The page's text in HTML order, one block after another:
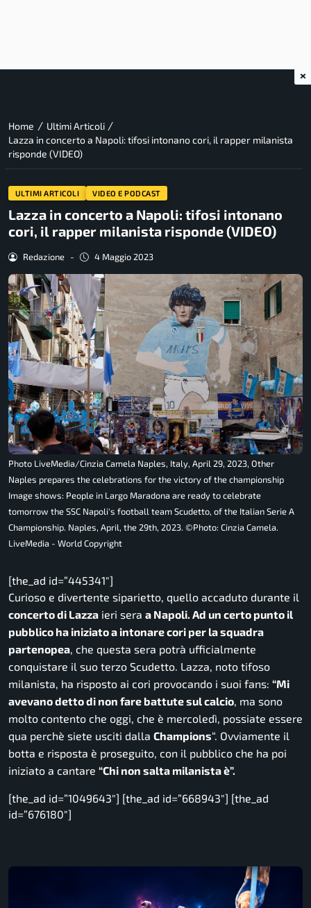
Home / Ultimi Articoli /
Lazza in concerto a Napoli: tifosi intonano cori, il rapper milanista
risponde (VIDEO)
ULTIMI ARTICOLI VIDEO E PODCAST
Lazza in concerto a Napoli: tifosi intonano
cori, il rapper milanista risponde (VIDEO)
Redazione - 4 Maggio 2023
Photo LiveMedia/Cinzia Camela Naples, Italy, April 29, 2023, Other
Naples prepares the celebrations for the victory of the championship
Image shows: People in Largo Maradona are ready to celebrate
tomorrow the SSC Napoli's football team Scudetto, of the Italian Serie A
Championship. Naples, April, the 29th, 2023. ©Photo: Cinzia Camela.
LiveMedia - World Copyright
[the_ad id=”445341″]
Curioso e divertente siparietto, quello accaduto durante il
concerto di Lazza ieri sera a Napoli. Ad un certo punto il
pubblico ha iniziato a intonare cori per la squadra
partenopea, che questa sera potrà ufficialmente
conquistare il suo terzo Scudetto. Lazza, noto tifoso
milanista, ha risposto ai cori provocando i suoi fans: “Mi
avevano detto di non fare battute sul calcio, ma sono
molto contento che oggi, che è mercoledì, possiate essere
qua perchè siete usciti dalla Champions“. Ovviamente il
botta e risposta è proseguito, con il pubblico che ha poi
iniziato a cantare “Chi non salta milanista è”.
[the_ad id=”1049643″] [the_ad id=”668943″] [the_ad
id=”676180″]
×